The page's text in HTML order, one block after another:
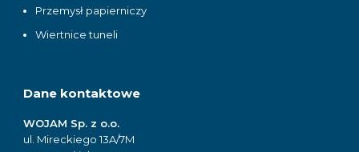
Przemysł papierniczy
Wiertnice tuneli
Dane kontaktowe
WOJAM Sp. z o.o.
ul. Mireckiego 13A/7M